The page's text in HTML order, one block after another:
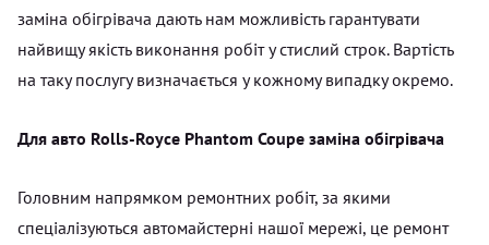
заміна обігрівача дають нам можливість гарантувати
найвищу якість виконання робіт у стислий строк. Вартість
на таку послугу визначається у кожному випадку окремо.
Для авто Rolls-Royce Phantom Coupe заміна обігрівача
Головним напрямком ремонтних робіт, за якими
спеціалізуються автомайстерні нашої мережі, це ремонт